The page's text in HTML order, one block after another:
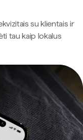
su klientais ir
tau kaip lokalus